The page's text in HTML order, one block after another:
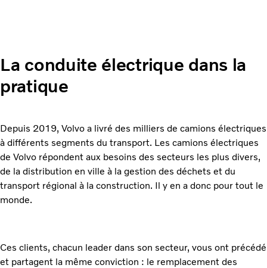
La conduite électrique dans la
pratique
Depuis 2019, Volvo a livré des milliers de camions électriques
à différents segments du transport. Les camions électriques
de Volvo répondent aux besoins des secteurs les plus divers,
de la distribution en ville à la gestion des déchets et du
transport régional à la construction. Il y en a donc pour tout le
monde.
Ces clients, chacun leader dans son secteur, vous ont précédé
et partagent la même conviction : le remplacement des